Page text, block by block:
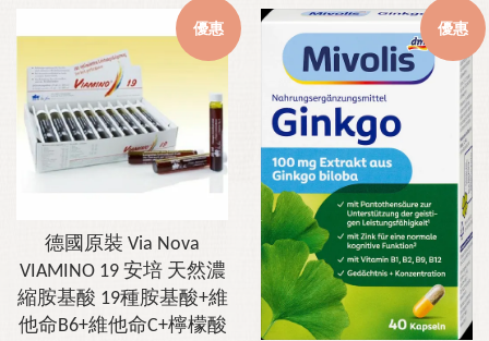
優惠
德國原裝 Via Nova
VIAMINO 19 安培 天然濃
縮胺基酸 19種胺基酸+維
他命B6+維他命C+檸檬酸
優惠